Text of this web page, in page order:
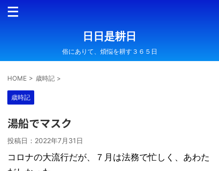
日日是耕日
俗にありて、煩悩を耕す３６５日
HOME > 歳時記 >
歳時記
湯船でマスク
投稿日： 2022年7月31日
コロナの大流行だが、７月は法務で忙しく、あわた